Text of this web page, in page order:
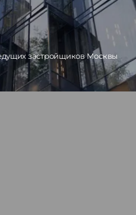
застройщиков Москвы